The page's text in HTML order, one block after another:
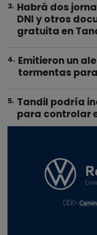
3. Habrá dos
DNI y otros
gratuita en
4. Emitieron un
tormentas
5. Tandil podría
para controlar